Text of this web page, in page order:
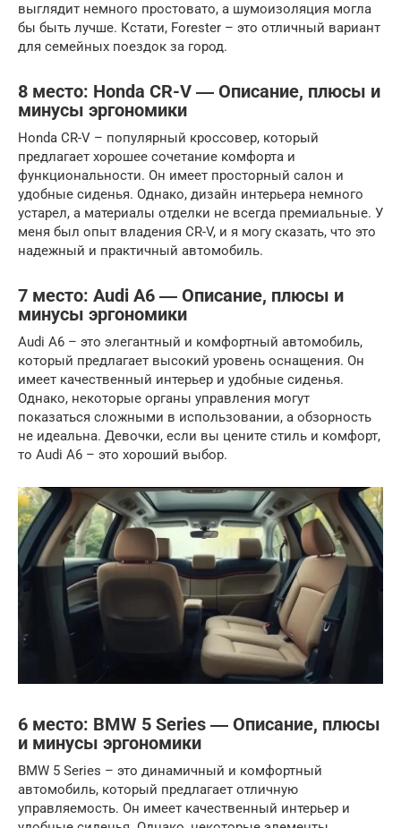
выглядит немного простовато, а шумоизоляция могла
бы быть лучше. Кстати, Forester – это отличный вариант
для семейных поездок за город.
8 место: Honda CR-V ― Описание, плюсы и
минусы эргономики
Honda CR-V – популярный кроссовер, который
предлагает хорошее сочетание комфорта и
функциональности. Он имеет просторный салон и
удобные сиденья. Однако, дизайн интерьера немного
устарел, а материалы отделки не всегда премиальные. У
меня был опыт владения CR-V, и я могу сказать, что это
надежный и практичный автомобиль.
7 место: Audi A6 ― Описание, плюсы и
минусы эргономики
Audi A6 – это элегантный и комфортный автомобиль,
который предлагает высокий уровень оснащения. Он
имеет качественный интерьер и удобные сиденья.
Однако, некоторые органы управления могут
показаться сложными в использовании, а обзорность
не идеальна. Девочки, если вы цените стиль и комфорт,
то Audi A6 – это хороший выбор.
6 место: BMW 5 Series ― Описание, плюсы
и минусы эргономики
BMW 5 Series – это динамичный и комфортный
автомобиль, который предлагает отличную
управляемость. Он имеет качественный интерьер и